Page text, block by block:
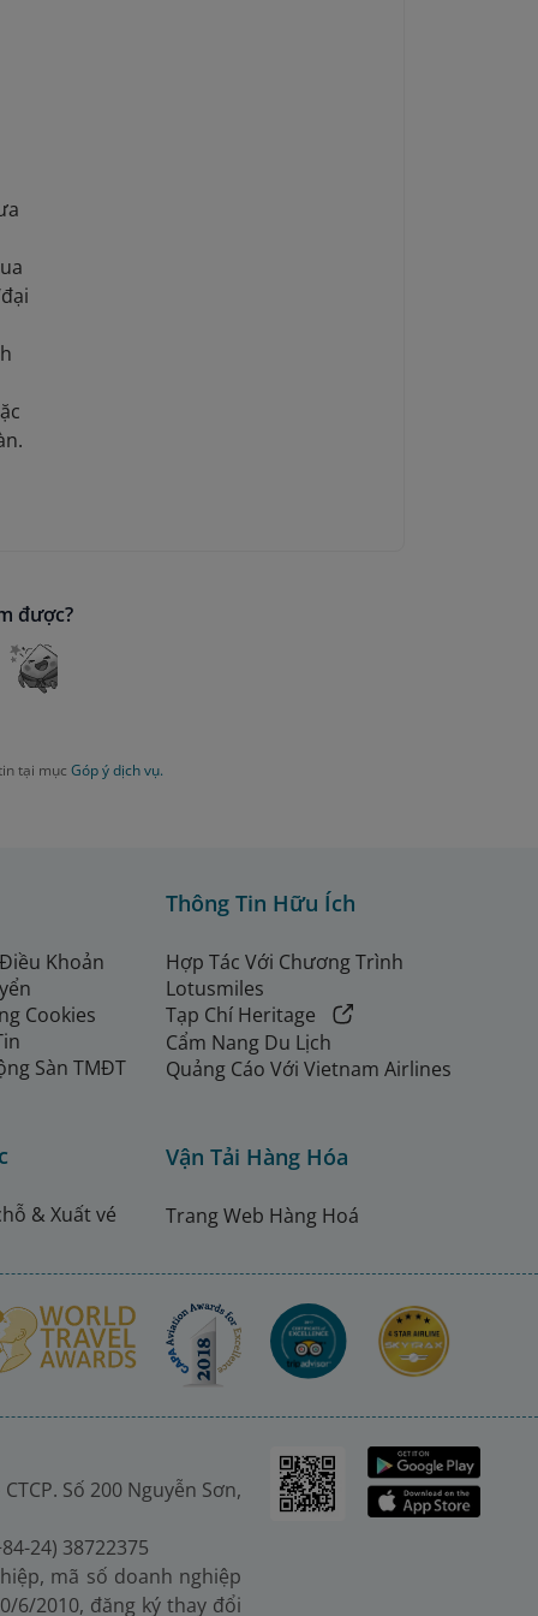
.
thu theo quy định hiện hành:
ngày khởi hành từ 01/07/2026
được?
tại mục Góp ý dịch vụ.
Khoản
Cookies
Sàn TMĐT
& Xuất vé
Thông Tin Hữu Ích
Hợp Tác Với Chương Trình
Lotusmiles
Tạp Chí Heritage
Cẩm Nang Du Lịch
Quảng Cáo Với Vietnam Airlines
Vận Tải Hàng Hóa
Trang Web Hàng Hoá
Số 200 Nguyễn Sơn,
24) 38722375
mã số doanh nghiệp
6/2010, đăng ký thay đổi